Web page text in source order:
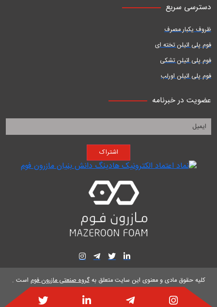
دسترسی سریع
ظروف یکبار مصرف
فوم پلی اتیلن تخته ای
فوم پلی اتیلن تشکی
فوم پلی اتیلن اورلب
عضویت در خبرنامه
اشتراک
کلیه حقوق مادی و معنوی این سایت متعلق بهگروه صنعتی مازرون فوم است .
طراحی سایت و سئو توسط